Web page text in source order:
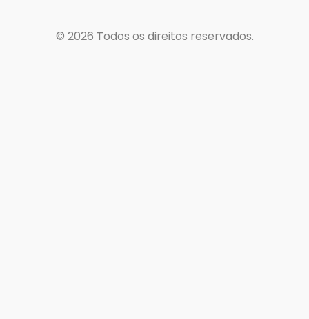
© 2026 Todos os direitos reservados.